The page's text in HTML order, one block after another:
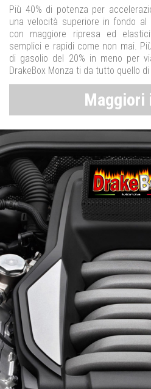
Più 40% di potenza per
una velocità superiore in fondo al
con maggiore ripresa ed
semplici e rapidi come non mai.
di gasolio del 20% in meno per
DrakeBox Monza ti da tutto quello
Maggiori